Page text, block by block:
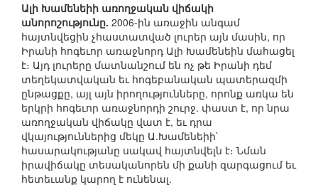
Ալի Խամենեիի առողջական վիճակի
անորոշությունը. 2006-ին առաջին անգամ
հայտնվեցին չհաստատված լուրեր այն մասին, որ
Իրանի հոգեւոր առաջնորդ Ալի Խամենեին մահացել
է։ Այդ լուրերը մատնանշում են ոչ թե Իրանի դեմ
տեղեկատվական եւ հոգեբանական պատերազմի
ընթացքը, այլ այն իրողությունները, որոնք առկա են
երկրի հոգեւոր առաջնորդի շուրջ. փաստ է, որ նրա
առողջական վիճակը վատ է, եւ դրա
վկայություններից մեկը Ա.Խամենեիի`
հասարակությանը սակավ հայտնվելն է։ Նման
իրավիճակը տեսականորեն մի քանի զարգացում եւ
հետեւանք կարող է ունենալ.